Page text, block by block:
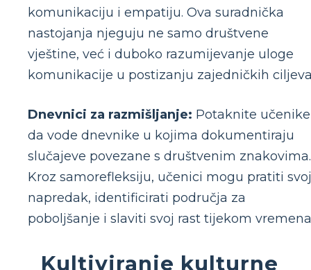
komunikaciju i empatiju. Ova suradnička
nastojanja njeguju ne samo društvene
vještine, već i duboko razumijevanje uloge
komunikacije u postizanju zajedničkih
Dnevnici za razmišljanje: Potaknite učenike
da vode dnevnike u kojima dokumentiraju
slučajeve povezane s društvenim znakovima.
Kroz samorefleksiju, učenici mogu pratiti svoj
napredak, identificirati područja za
poboljšanje i slaviti svoj rast tijekom
Kultiviranje kulturne